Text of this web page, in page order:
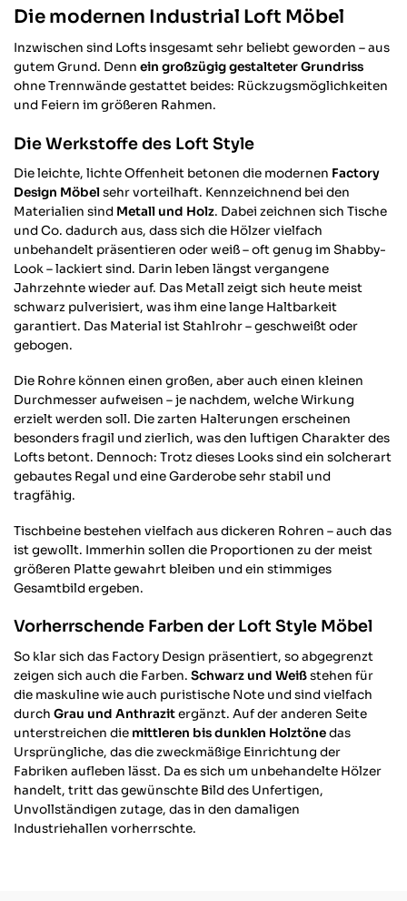
Die modernen Industrial Loft Möbel
Inzwischen sind Lofts insgesamt sehr beliebt geworden – aus
gutem Grund. Denn ein großzügig gestalteter Grundriss
ohne Trennwände gestattet beides: Rückzugsmöglichkeiten
und Feiern im größeren Rahmen.
Die Werkstoffe des Loft Style
Die leichte, lichte Offenheit betonen die modernen Factory
Design Möbelsehr vorteilhaft. Kennzeichnend bei den
Materialien sind Metall und Holz. Dabei zeichnen sich Tische
und Co. dadurch aus, dass sich die Hölzer vielfach
unbehandelt präsentieren oder weiß – oft genug im Shabby-
Look – lackiert sind. Darin leben längst vergangene
Jahrzehnte wieder auf. Das Metall zeigt sich heute meist
schwarz pulverisiert, was ihm eine lange Haltbarkeit
garantiert. Das Material ist Stahlrohr – geschweißt oder
gebogen.
Die Rohre können einen großen, aber auch einen kleinen
Durchmesser aufweisen – je nachdem, welche Wirkung
erzielt werden soll. Die zarten Halterungen erscheinen
besonders fragil und zierlich, was den luftigen Charakter des
Lofts betont. Dennoch: Trotz dieses Looks sind ein solcherart
gebautes Regal und eine Garderobe sehr stabil und
tragfähig.
Tischbeine bestehen vielfach aus dickeren Rohren – auch das
ist gewollt. Immerhin sollen die Proportionen zu der meist
größeren Platte gewahrt bleiben und ein stimmiges
Gesamtbild ergeben.
Vorherrschende Farben der Loft Style Möbel
So klar sich das Factory Design präsentiert, so abgegrenzt
zeigen sich auch die Farben. Schwarz und Weißstehen für
die maskuline wie auch puristische Note und sind vielfach
durch Grau und Anthrazitergänzt. Auf der anderen Seite
unterstreichen die mittleren bis dunklen Holztönedas
Ursprüngliche, das die zweckmäßige Einrichtung der
Fabriken aufleben lässt. Da es sich um unbehandelte Hölzer
handelt, tritt das gewünschte Bild des Unfertigen,
Unvollständigen zutage, das in den damaligen
Industriehallen vorherrschte.